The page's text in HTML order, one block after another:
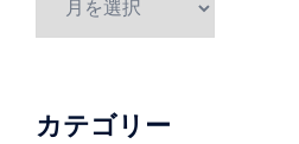
ブ
カテゴリー